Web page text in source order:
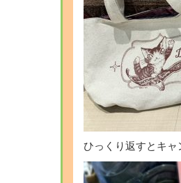
ひっくり返すとキ